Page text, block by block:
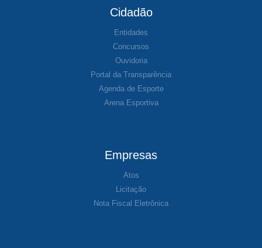
Cidadão
Entidades
Concursos
Ouvidoria
Portal da Transparência
Agenda de Esporte
Arena Esportiva
Empresas
Atos
Licitação
Nota Fiscal Eletrônica